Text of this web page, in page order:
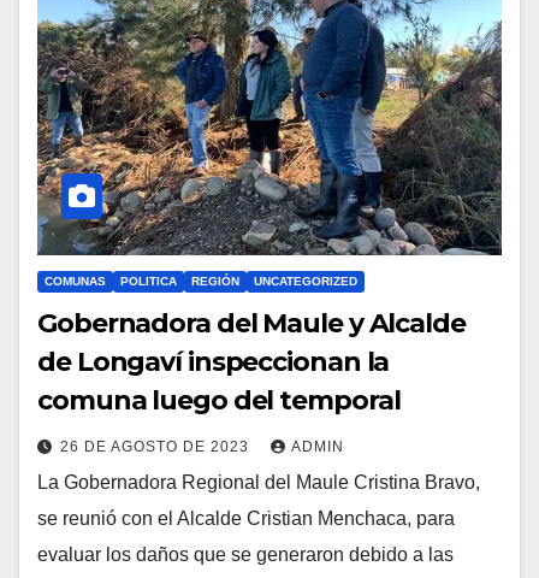
COMUNAS POLITICA REGIÓN UNCATEGORIZED
Gobernadora del Maule y Alcalde
de Longaví inspeccionan la
comuna luego del temporal
26 DE AGOSTO DE 2023 ADMIN
La Gobernadora Regional del Maule Cristina Bravo,
se reunió con el Alcalde Cristian Menchaca, para
evaluar los daños que se generaron debido a las